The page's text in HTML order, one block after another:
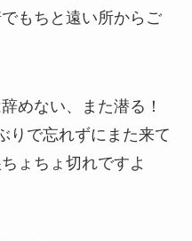
もちと遠い所からご
めない、また潜る！
りで忘れずにまた来て
ょちょ切れですよ